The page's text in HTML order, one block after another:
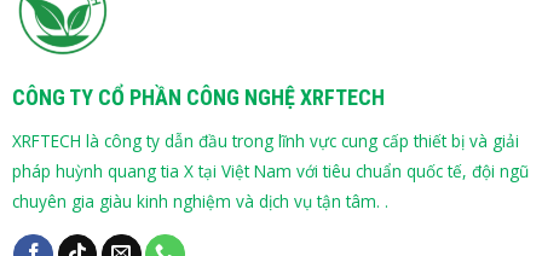
CÔNG TY CỔ PHẦN CÔNG NGHỆ XRFTECH
XRFTECH là công ty dẫn đầu trong lĩnh vực cung cấp thiết bị và giải
pháp huỳnh quang tia X tại Việt Nam với tiêu chuẩn quốc tế, đội ngũ
chuyên gia giàu kinh nghiệm và dịch vụ tận tâm. .